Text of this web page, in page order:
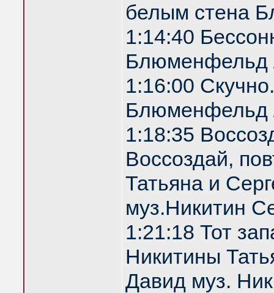
белым стена
1:14:40
Блюменфельд
1:16:00
Блюменфельд
1:18:35
Воссоздай,
Татьяна и
муз.Никитин
1:21:18 Тот
Никитины
Давид муз.